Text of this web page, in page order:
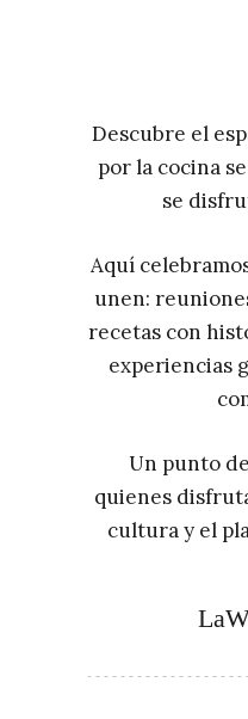
Descubre el
por la cocina
se
Aquí
unen:
recetas con
experiencias
Un punto
quienes
cultura y el